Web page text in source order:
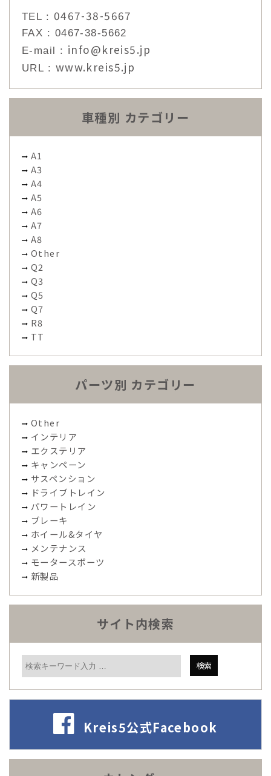
TEL : 0467-38-5667
FAX : 0467-38-5662
E-mail : info@kreis5.jp
URL : www.kreis5.jp
車種別 カテゴリー
A1
A3
A4
A5
A6
A7
A8
Other
Q2
Q3
Q5
Q7
R8
TT
パーツ別 カテゴリー
Other
インテリア
エクステリア
キャンペーン
サスペンション
ドライブトレイン
パワートレイン
ブレーキ
ホイール&タイヤ
メンテナンス
モータースポーツ
新製品
サイト内検索
Kreis5公式Facebook